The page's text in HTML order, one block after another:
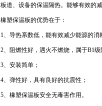
板道、设备的保温隔热。能够有效的
橡塑保温板的优势在于：
1、导热系数低，能有效减少能源的消
2、阻燃性好，遇火不燃烧，属于B1级
3、安装简单；
4、弹性好，具有良好的抗震性；
5、橡塑保温板安全无毒害作用。